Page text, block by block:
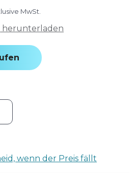
MwSt.
herunterladen
wenn der Preis fällt